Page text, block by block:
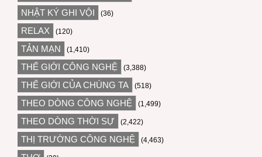
NHẬT KÝ GHI VỘI (36)
RELAX (120)
TẢN MẠN (1,410)
THẾ GIỚI CÔNG NGHỆ (3,388)
THẾ GIỚI CỦA CHÚNG TA (518)
THEO DÒNG CÔNG NGHỆ (1,499)
THEO DÒNG THỜI SỰ (2,422)
THỊ TRƯỜNG CÔNG NGHỆ (4,463)